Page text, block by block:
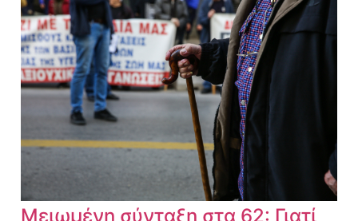
Μειωμένη σύνταξη στα 62: Γιατί